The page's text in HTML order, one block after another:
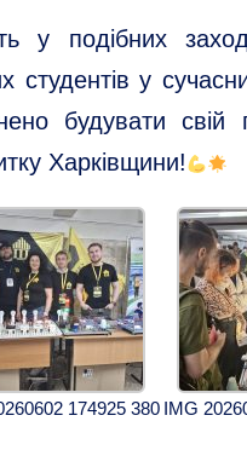
у подібних
студентів у
будувати
Харківщини!
174925 380 IMG